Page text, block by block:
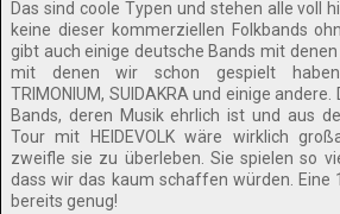
Das sind coole Typen und stehen alle voll
keine dieser kommerziellen Folkbands
gibt auch einige deutsche Bands mit
mit denen wir schon gespielt haben:
TRIMONIUM, SUIDAKRA und einige
Bands, deren Musik ehrlich ist und aus
Tour mit HEIDEVOLK wäre wirklich
zweifle sie zu überleben. Sie spielen so
dass wir das kaum schaffen würden. Eine
bereits genug!